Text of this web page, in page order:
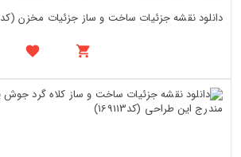
دانلود نقشه جزئیات ساخت و ساز جزئیات مخزن (کد169385)